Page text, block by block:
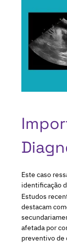
Este caso
identificação
Estudos
destacam
afetada por
preventivo de